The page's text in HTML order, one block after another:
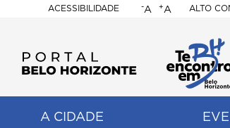
ACESSIBILIDADE
BELO
HORIZONTE
-A +A ALTO
A CIDADE